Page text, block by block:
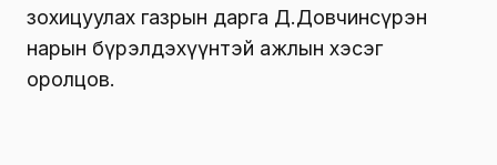
зохицуулах газрын дарга Д.Довчинсүрэн
нарын бүрэлдэхүүнтэй ажлын хэсэг
оролцов.